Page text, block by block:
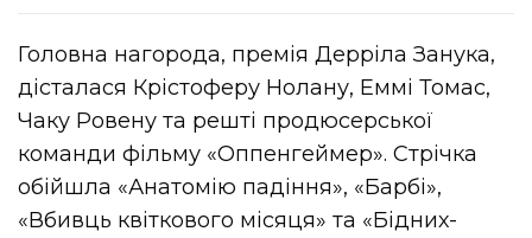
Головна нагорода, премія Дерріла Занука,
дісталася Крістоферу Нолану, Еммі Томас,
Чаку Ровену та решті продюсерської
команди фільму «Оппенгеймер». Стрічка
обійшла «Анатомію падіння», «Барбі»,
«Вбивць квіткового місяця» та «Бідних-